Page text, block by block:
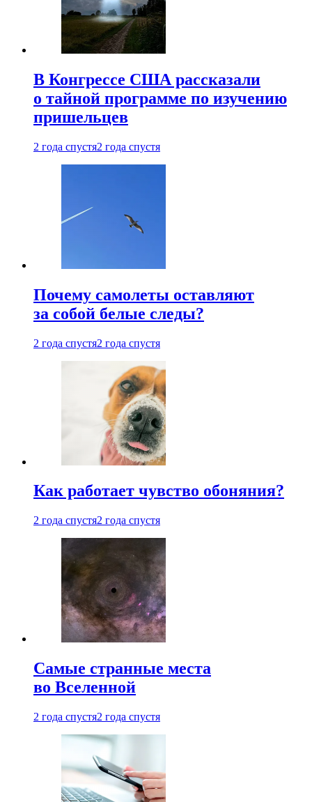
В Конгрессе США рассказали
о тайной программе по изучению
пришельцев
2 года спустя2 года спустя
Почему самолеты оставляют
за собой белые следы?
2 года спустя2 года спустя
Как работает чувство обоняния?
2 года спустя2 года спустя
Самые странные места
во Вселенной
2 года спустя2 года спустя